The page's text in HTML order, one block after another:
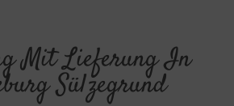
Mit Lieferung In
Sülzegrund